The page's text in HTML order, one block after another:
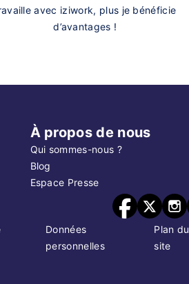
avec iziwork, plus je bénéficie
d’avantages !
À propos de nous
Qui sommes-nous ?
Blog
Espace Presse
Données
personnelles
Plan du
site